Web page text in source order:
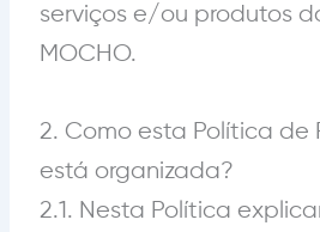
serviços e/ou produtos
MOCHO.
2. Como esta Política de
está organizada?
2.1. Nesta Política